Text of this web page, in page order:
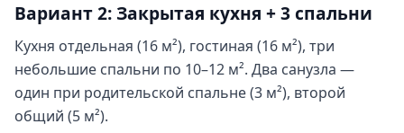
Вариант 2: Закрытая кухня + 3 спальни
Кухня отдельная (16 м²), гостиная (16 м²), три
небольшие спальни по 10–12 м². Два санузла —
один при родительской спальне (3 м²), второй
общий (5 м²).